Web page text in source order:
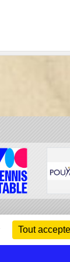
Tout